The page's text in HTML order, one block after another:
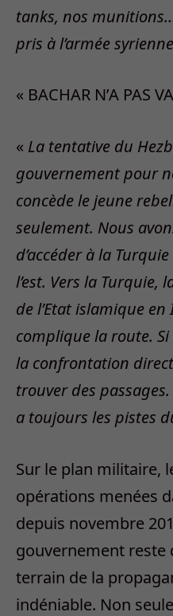
tanks, nos
pris à l’armée syrienne
« BACHAR N’A PAS
« La tentative du
gouvernement pour
concède le jeune
seulement. Nous
d’accéder à la
l’est. Vers la Turquie,
de l’Etat islamique
complique la route. Si
la confrontation
trouver des
a toujours les pistes
Sur le plan militaire,
opérations menées
depuis novembre
gouvernement reste
terrain de la
indéniable. Non